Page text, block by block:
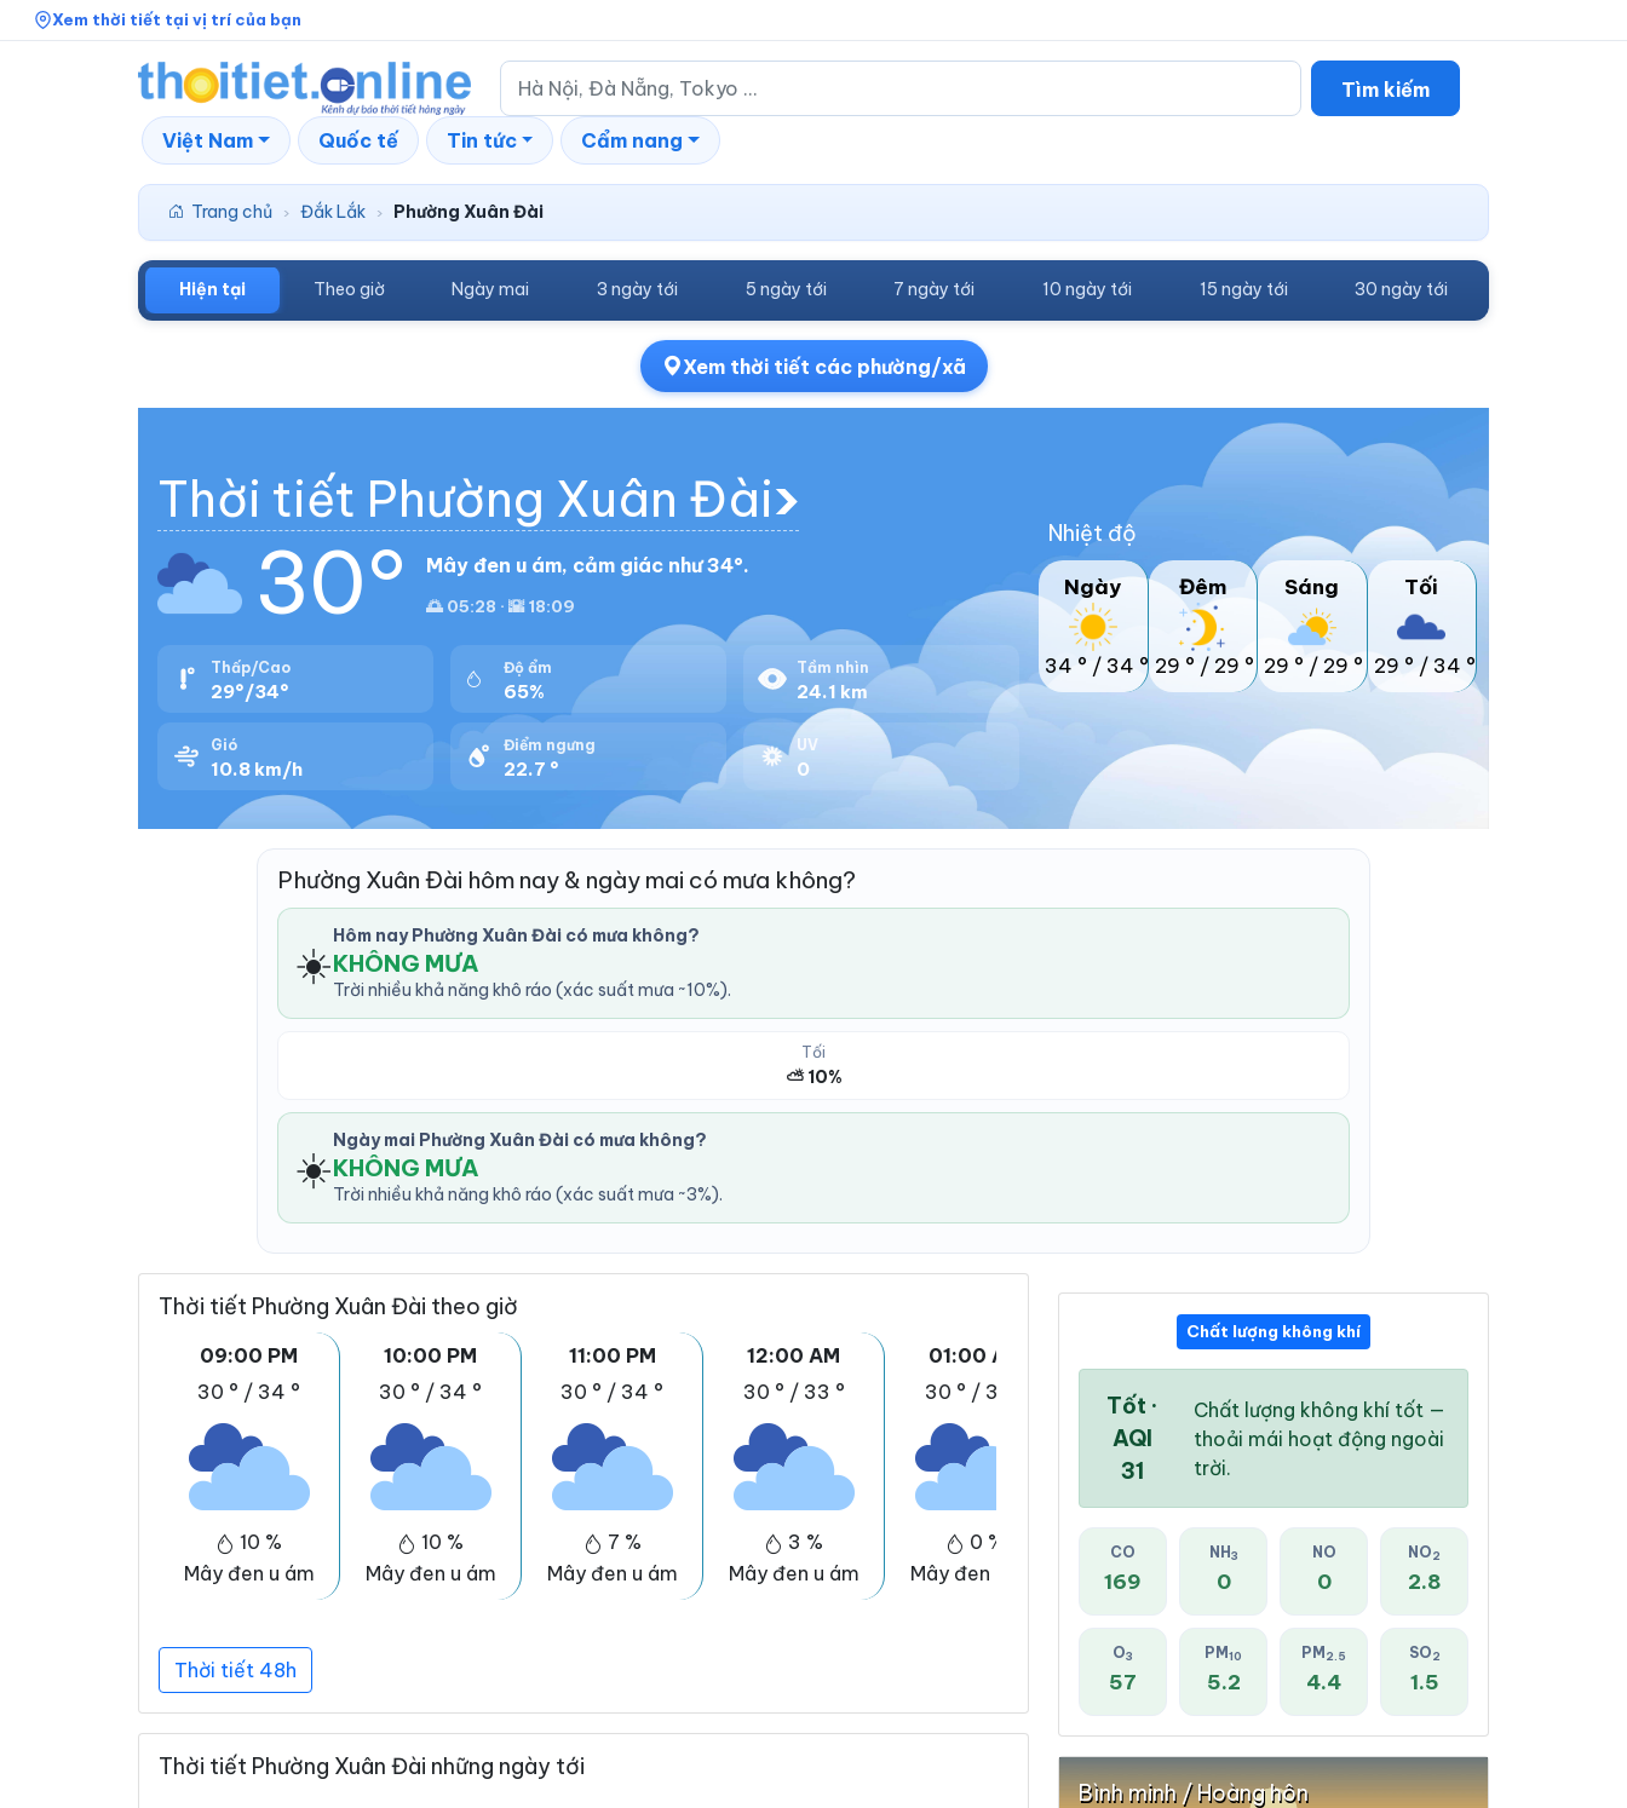
Xem thời tiết tại vị trí của bạn
Tìm kiếm
Việt Nam Quốc tế Tin tức Cẩm nang
Trang chủ › Đắk Lắk › Phường Xuân Đài
Hiện tại Theo giờ Ngày mai 3 ngày tới 5 ngày tới 7 ngày tới 10 ngày tới 15 ngày tới 30 ngày tới
Xem thời tiết các phường/xã
Thời tiết Phường Xuân Đài
30° Mây đen u ám, cảm giác như 34°.
🌅 05:28 · 🌇 18:09
Thấp/Cao
29°/34°
Độ ẩm
65%
Tầm nhìn
24.1 km
Gió
10.8 km/h
Điểm ngưng
22.7 °
UV
0
Nhiệt độ
Ngày
34 ° / 34 °
Đêm
29 ° / 29 °
Sáng
29 ° / 29 °
Tối
29 ° / 34 °
Phường Xuân Đài hôm nay & ngày mai có mưa không?
☀️
Hôm nay Phường Xuân Đài có mưa không?
KHÔNG MƯA
Trời nhiều khả năng khô ráo (xác suất mưa ~10%).
Tối
⛅ 10%
☀️
Ngày mai Phường Xuân Đài có mưa không?
KHÔNG MƯA
Trời nhiều khả năng khô ráo (xác suất mưa ~3%).
Thời tiết Phường Xuân Đài theo giờ
09:00 PM
30 ° / 34 °
10 %
Mây đen u ám
10:00 PM
30 ° / 34 °
10 %
Mây đen u ám
11:00 PM
30 ° / 34 °
7 %
Mây đen u ám
12:00 AM
30 ° / 33 °
3 %
Mây đen u ám
01:00 AM
30 ° / 33 °
0 %
Mây đen u ám
02:00 AM
30 °
Mây đen u ám
03:00 AM
0 %
Mây đen u ám
Thời tiết 48h
Thời tiết Phường Xuân Đài những ngày tới
Chất lượng không khí
Tốt ·
AQI
31
Chất lượng không khí tốt —
thoải mái hoạt động ngoài
trời.
CO
169
NH 3
0
NO
0
NO2
2.8
O3
57
PM 10
5.2
PM 2.5
4.4
SO2
1.5
Bình minh / Hoàng hôn